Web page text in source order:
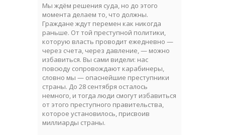
Мы ждём решения суда, но до этого
момента делаем то, что должны.
Граждане ждут перемен как никогда
раньше. От той преступной политики,
которую власть проводит ежедневно —
через счета, через давление, — можно
избавиться. Вы сами видели: нас
повсюду сопровождают карабинеры,
словно мы — опаснейшие преступники
страны. До 28 сентября осталось
немного, и тогда люди смогут избавиться
от этого преступного правительства,
которое установилось, присвоив
миллиарды страны.